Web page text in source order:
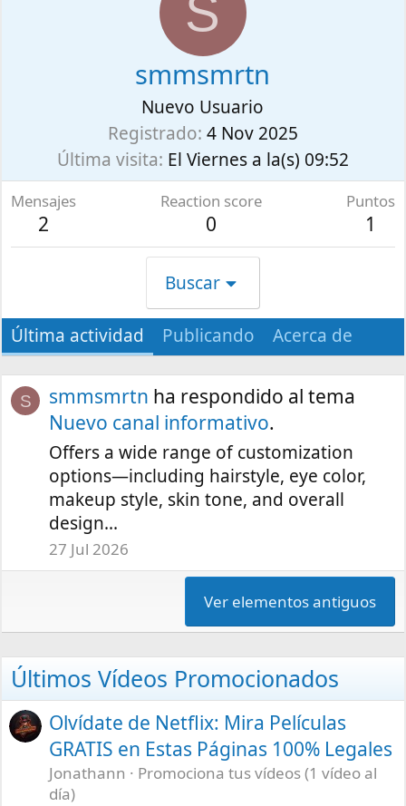
S
smmsmrtn
Nuevo Usuario
Registrado 4 Nov 2025
Última visita El Viernes a la(s) 09:52
Mensajes
2
Reaction score
0
Puntos
1
Buscar
Última actividad Publicando Acerca de
S smmsmrtn ha respondido al tema
Nuevo canal informativo.
Offers a wide range of customization
options—including hairstyle, eye color,
makeup style, skin tone, and overall
design...
27 Jul 2026
Ver elementos antiguos
Últimos Vídeos Promocionados
Olvídate de Netflix: Mira Películas
GRATIS en Estas Páginas 100% Legales
Jonathann
Promociona tus vídeos (1 vídeo al
día)